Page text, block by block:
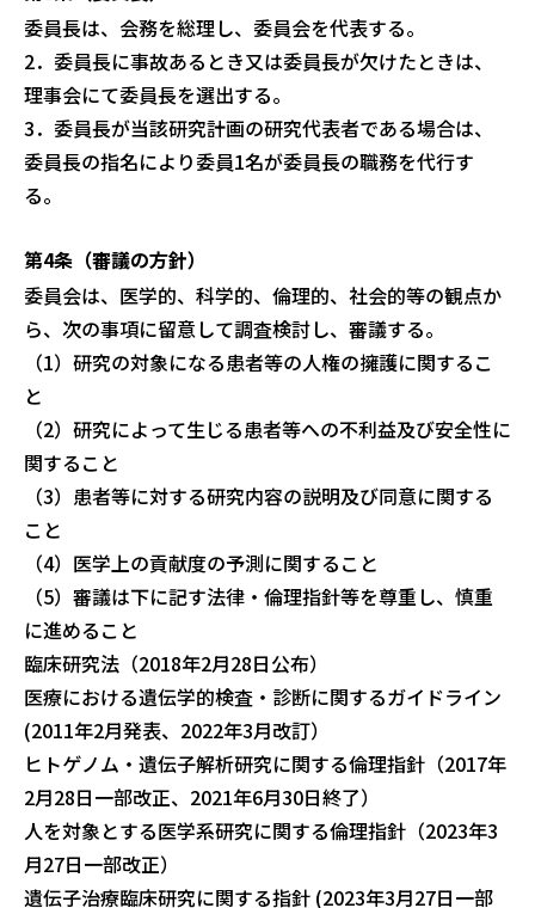
委員長は、会務を総理し、委員会を代表する。
2．委員長に事故あるとき又は委員長が欠けたときは、
理事会にて委員長を選出する。
3．委員長が当該研究計画の研究代表者である場合は、
委員長の指名により委員1名が委員長の職務を代行す
る。
第4条（審議の方針）
委員会は、医学的、科学的、倫理的、社会的等の観点か
ら、次の事項に留意して調査検討し、審議する。
（1）研究の対象になる患者等の人権の擁護に関するこ
と
（2）研究によって生じる患者等への不利益及び安全性に
関すること
（3）患者等に対する研究内容の説明及び同意に関する
こと
（4）医学上の貢献度の予測に関すること
（5）審議は下に記す法律・倫理指針等を尊重し、慎重
に進めること
臨床研究法（2018年2月28日公布）
医療における遺伝学的検査・診断に関するガイドライン
(2011年2月発表、2022年3月改訂）
ヒトゲノム・遺伝子解析研究に関する倫理指針（2017年
2月28日一部改正、2021年6月30日終了）
人を対象とする医学系研究に関する倫理指針（2023年3
月27日一部改正）
遺伝子治療臨床研究に関する指針 (2023年3月27日一部